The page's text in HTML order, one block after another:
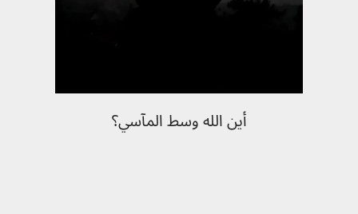
أين الله وسط المآسي؟